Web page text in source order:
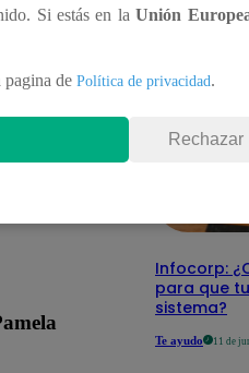
Infocorp:
para que
sistema?
Te ayudo 11 de
Si estás en laUnión
pagina de Política de privacidad.
Rechazar